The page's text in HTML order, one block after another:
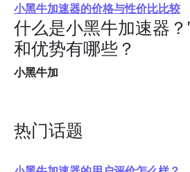
小黑牛加速器的价格与性价比比较
什么是小黑牛加速器
和优势有哪些？
小黑牛加
热门话题